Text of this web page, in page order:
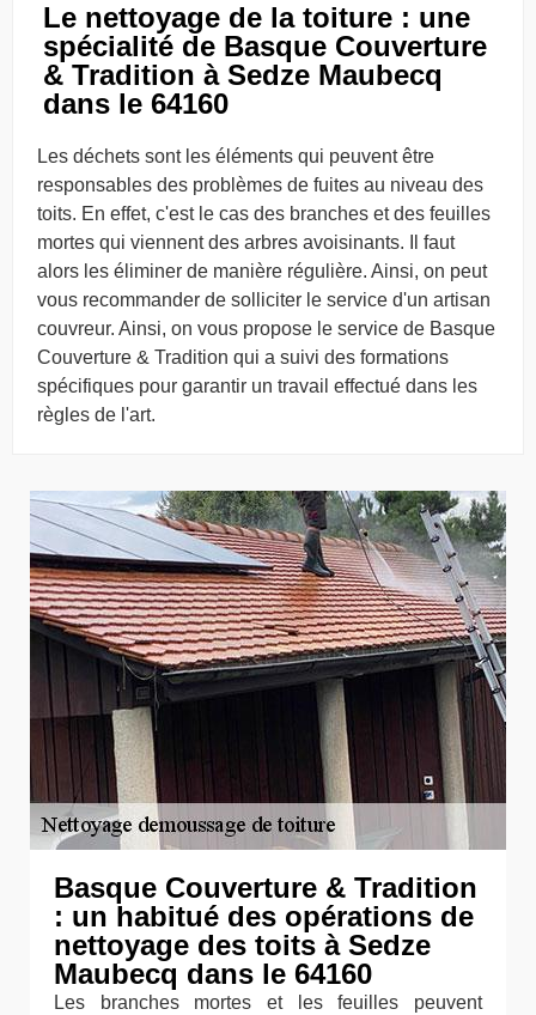
Le nettoyage de la toiture : une
spécialité de Basque Couverture
& Tradition à Sedze Maubecq
dans le 64160
Les déchets sont les éléments qui peuvent être
responsables des problèmes de fuites au niveau des
toits. En effet, c'est le cas des branches et des feuilles
mortes qui viennent des arbres avoisinants. Il faut
alors les éliminer de manière régulière. Ainsi, on peut
vous recommander de solliciter le service d'un artisan
couvreur. Ainsi, on vous propose le service de Basque
Couverture & Tradition qui a suivi des formations
spécifiques pour garantir un travail effectué dans les
règles de l'art.
Basque Couverture & Tradition
: un habitué des opérations de
nettoyage des toits à Sedze
Maubecq dans le 64160
Les branches mortes et les feuilles peuvent